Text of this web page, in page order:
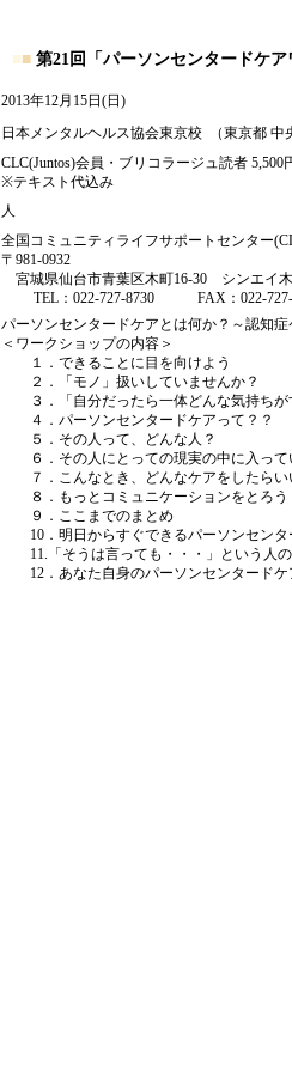
■■ 第21回「パーソンセンタードケ
2013年12月15日(日)
日本メンタルヘルス協会東京校 （東京都 中
CLC(Juntos)会員・ブリコラージュ読者 5,500
※テキスト代込み
人
全国コミュニティライフサポートセンター
〒981-0932
宮城県仙台市青葉区木町16-30 シンエイ
TEL：022-727-8730 FAX：022-727-
パーソンセンタードケアとは何か？～認知症
＜ワークショップの内容＞
１．できることに目を向けよう
２．「モノ」扱いしていませんか？
３．「自分だったら一体どんな気持ちが
４．パーソンセンタードケアって？？
５．その人って、どんな人？
６．その人にとっての現実の中に入って
７．こんなとき、どんなケアをしたらい
８．もっとコミュニケーションをとろう
９．ここまでのまとめ
10．明日からすぐできるパーソンセンタ
11.「そうは言っても・・・」という人の
12．あなた自身のパーソンセンタードケ